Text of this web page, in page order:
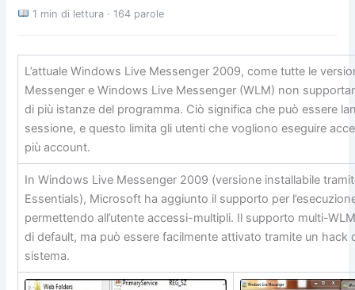
1 min di lettura · 164 parole
L’attuale Windows Live Messenger 2009, come tutte le
Messenger e Windows Live Messenger (WLM) non
di più istanze del programma. Ciò significa che può essere
sessione, e questo limita gli utenti che vogliono eseguire
più account.
In Windows Live Messenger 2009 (versione installabile
Essentials), Microsoft ha aggiunto il supporto per
permettendo all’utente accessi-multipli. Il supporto multi-
di default, ma può essere facilmente attivato tramite un hack
sistema.